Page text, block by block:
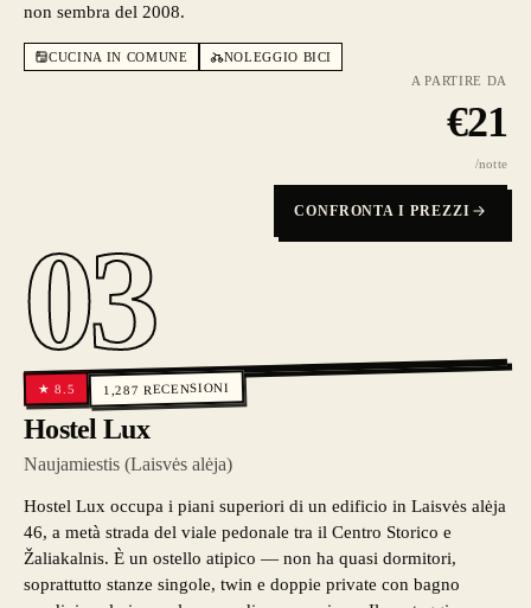
non sembra del 2008.
CUCINA IN COMUNE
NOLEGGIO BICI
A PARTIRE DA
€21
/notte
CONFRONTA I PREZZI
03
★8.5 1,287 RECENSIONI
Hostel Lux
Naujamiestis (Laisvės alėja)
Hostel Lux occupa i piani superiori di un edificio in Laisvės alėja
46, a metà strada del viale pedonale tra il Centro Storico e
Žaliakalnis. È un ostello atipico — non ha quasi dormitori,
soprattutto stanze singole, twin e doppie private con bagno